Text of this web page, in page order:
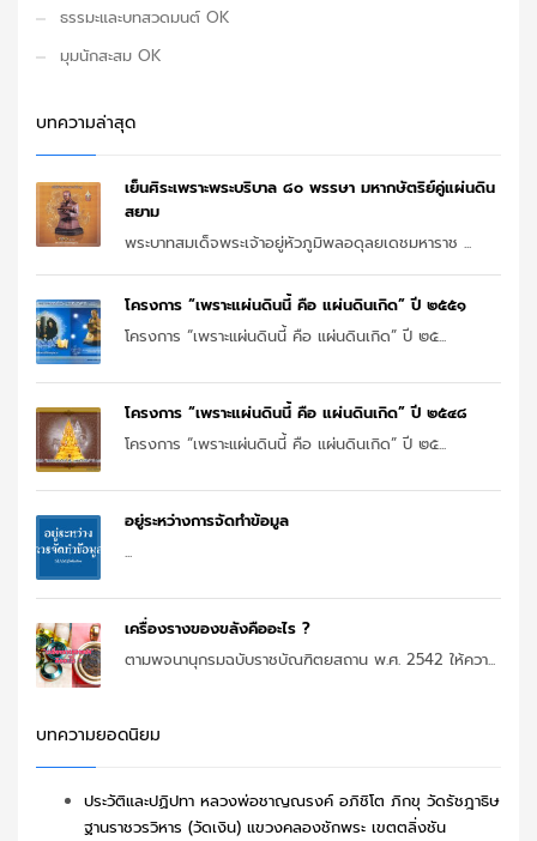
ธรรมะและบทสวดมนต์ OK
มุมนักสะสม OK
บทความล่าสุด
เย็นศิระเพราะพระบริบาล ๘๐ พรรษา มหากษัตริย์คู่แผ่นดิน
สยาม
พระบาทสมเด็จพระเจ้าอยู่หัวภูมิพลอดุลยเดชมหาราช ...
โครงการ “เพราะแผ่นดินนี้ คือ แผ่นดินเกิด” ปี ๒๕๕๑
โครงการ “เพราะแผ่นดินนี้ คือ แผ่นดินเกิด” ปี ๒๕...
โครงการ “เพราะแผ่นดินนี้ คือ แผ่นดินเกิด” ปี ๒๕๔๘
โครงการ “เพราะแผ่นดินนี้ คือ แผ่นดินเกิด” ปี ๒๕...
อยู่ระหว่างการจัดทำข้อมูล
...
เครื่องรางของขลังคืออะไร ?
ตามพจนานุกรมฉบับราชบัณฑิตยสถาน พ.ศ. 2542 ให้ควา...
บทความยอดนิยม
ประวัติและปฏิปทา หลวงพ่อชาญณรงค์ อภิชิโต ภิกขุ วัดรัชฎาธิษ
ฐานราชวรวิหาร (วัดเงิน) แขวงคลองชักพระ เขตตลิ่งชัน